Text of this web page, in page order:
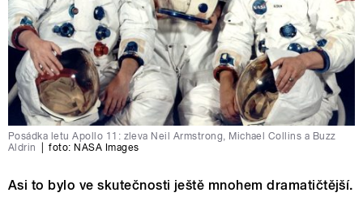
Posádka letu Apollo 11: zleva Neil Armstrong, Michael Collins a Buzz
Aldrin
foto: NASA Images
Asi to bylo ve skutečnosti ještě mnohem dramatičtější.